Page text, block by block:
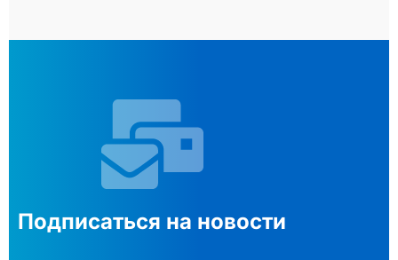
Подписаться на новости